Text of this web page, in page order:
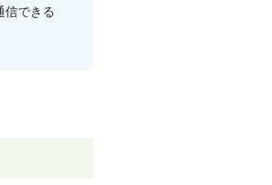
信できる